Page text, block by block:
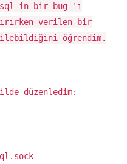
in bir bug 'ı
verilen bir
öğrendim.
düzenledim: